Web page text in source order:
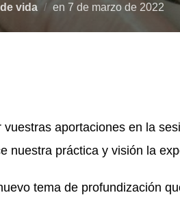
vida en 7 de marzo de 2022
aportaciones en la
nuestra práctica y visión la
tema de profundización